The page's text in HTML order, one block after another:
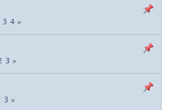
3 4
3
3